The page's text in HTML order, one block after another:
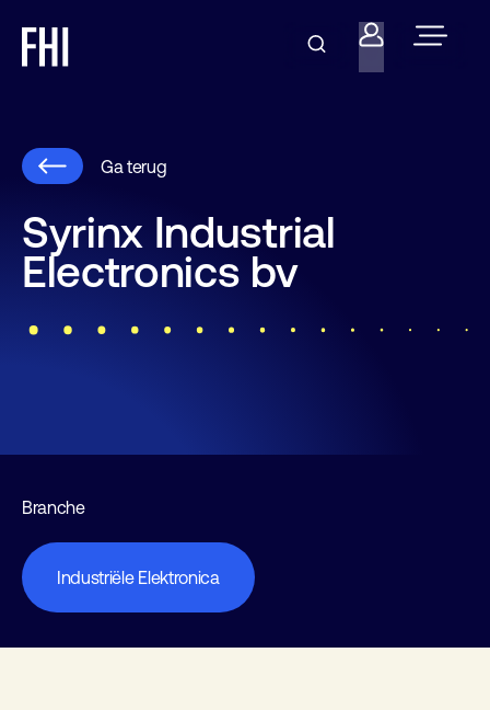
Ga terug
Syrinx Industrial
Electronics bv
Branche
Industriële Elektronica